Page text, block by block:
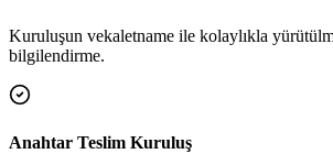
Kuruluşun vekaletname ile kolaylıkla
bilgilendirme.
Anahtar Teslim Kuruluş